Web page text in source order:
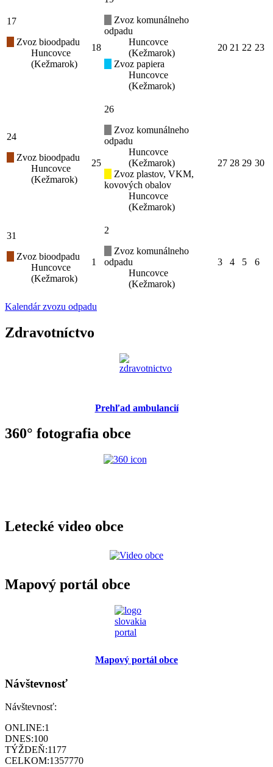
17
Zvoz bioodpadu
Huncovce
(Kežmarok)
18
Zvoz komunálneho
odpadu
Huncovce
(Kežmarok)
Zvoz papiera
Huncovce
(Kežmarok)
20 21 22 23
24
Zvoz bioodpadu
Huncovce
(Kežmarok)
25
26
Zvoz komunálneho
odpadu
Huncovce
(Kežmarok)
Zvoz plastov, VKM,
kovových obalov
Huncovce
(Kežmarok)
27 28 29 30
31
Zvoz bioodpadu
Huncovce
(Kežmarok)
1
2
Zvoz komunálneho
odpadu
Huncovce
(Kežmarok)
3 4 5 6
Kalendár zvozu odpadu
Zdravotníctvo
Prehľad ambulancií
360° fotografia obce
Letecké video obce
Mapový portál obce
Mapový portál obce
Návštevnosť
Návštevnosť:
ONLINE:1
DNES:100
TÝŽDEŇ:1177
CELKOM:1357770